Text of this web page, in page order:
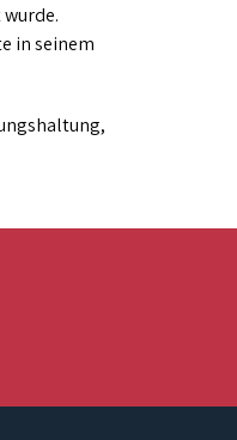
in seinem